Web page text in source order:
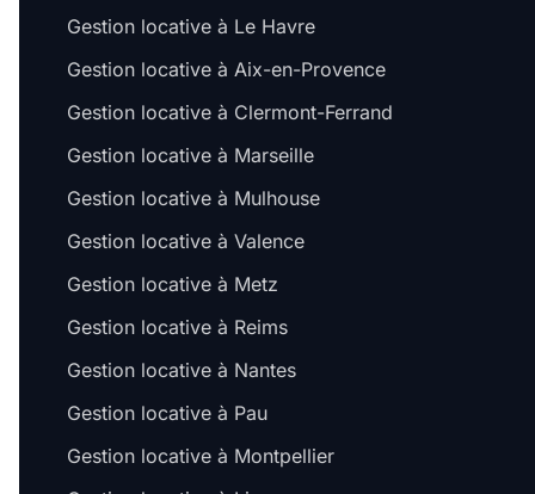
Gestion locative à Le Havre
Gestion locative à Aix-en-Provence
Gestion locative à Clermont-Ferrand
Gestion locative à Marseille
Gestion locative à Mulhouse
Gestion locative à Valence
Gestion locative à Metz
Gestion locative à Reims
Gestion locative à Nantes
Gestion locative à Pau
Gestion locative à Montpellier